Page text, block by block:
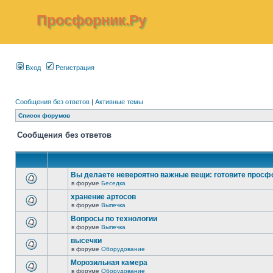
Просфорник.Ру
Вход Регистрация
Сообщения без ответов | Активные темы
Список форумов
Сообщения без ответов
Вы делаете невероятно важные вещи: готовите
в форуме Беседка
хранение артосов
в форуме Выпечка
Вопросы по технологии
в форуме Выпечка
высечки
в форуме Оборудование
Морозильная камера
в форуме Оборудование